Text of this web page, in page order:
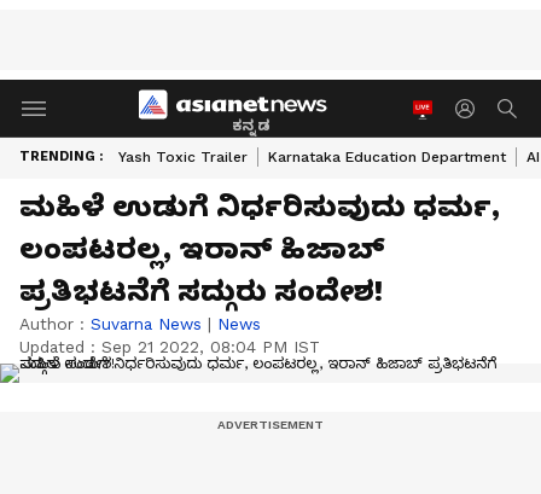
ಕನ್ನಡ
TRENDING : Yash Toxic Trailer Karnataka Education Department
ಮಹಿಳೆ ಉಡುಗೆ ನಿರ್ಧರಿಸುವುದು ಧರ್ಮ,
ಲಂಪಟರಲ್ಲ, ಇರಾನ್ ಹಿಜಾಬ್
ಪ್ರತಿಭಟನೆಗೆ ಸದ್ಗುರು ಸಂದೇಶ!
Author : Suvarna News | News
Updated : Sep 21 2022, 08:04 PM IST